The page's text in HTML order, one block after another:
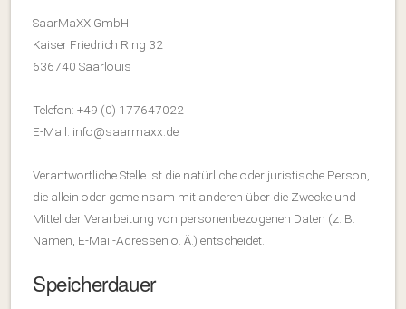
SaarMaXX GmbH
Kaiser Friedrich Ring 32
636740 Saarlouis
Telefon: +49 (0) 177647022
E-Mail: info@saarmaxx.de
Verantwortliche Stelle ist die natürliche oder juristische Person,
die allein oder gemeinsam mit anderen über die Zwecke und
Mittel der Verarbeitung von personenbezogenen Daten (z. B.
Namen, E-Mail-Adressen o. Ä.) entscheidet.
Speicherdauer